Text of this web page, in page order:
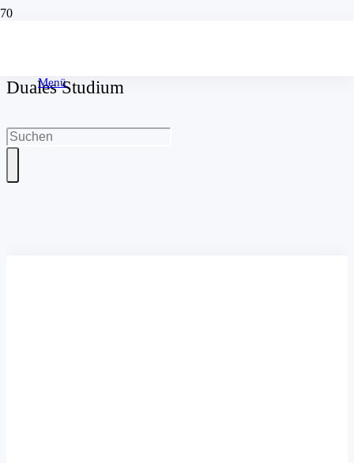
Menü
Duales Studium